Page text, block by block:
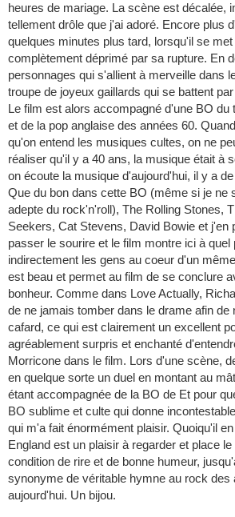
heures de mariage. La scène est décalée,
tellement drôle que j'ai adoré. Encore plus
quelques minutes plus tard, lorsqu'il se met
complètement déprimé par sa rupture. En
personnages qui s'allient à merveille dans
troupe de joyeux gaillards qui se battent
Le film est alors accompagné d'une BO du
et de la pop anglaise des années 60.
qu'on entend les musiques cultes, on ne
réaliser qu'il y a 40 ans, la musique était à
on écoute la musique d'aujourd'hui, il y a
Que du bon dans cette BO (même si je ne
adepte du rock'n'roll), The Rolling Stones,
Seekers, Cat Stevens, David Bowie et j'en
passer le sourire et le film montre ici à quel
indirectement les gens au coeur d'un
est beau et permet au film de se conclure
bonheur. Comme dans Love Actually,
de ne jamais tomber dans le drame afin de
cafard, ce qui est clairement un excellent
agréablement surpris et enchanté
Morricone dans le film. Lors d'une scène,
en quelque sorte un duel en montant au
étant accompagnée de la BO de Et pour
BO sublime et culte qui donne
qui m'a fait énormément plaisir. Quoiqu'il
England est un plaisir à regarder et place
condition de rire et de bonne humeur,
synonyme de véritable hymne au rock des
aujourd'hui. Un bijou.